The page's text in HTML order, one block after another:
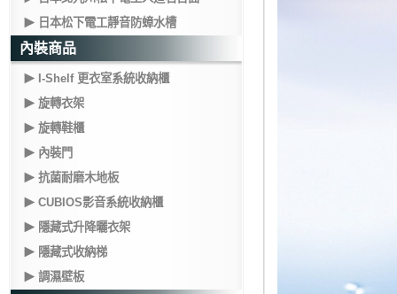
日本松下電工靜音防蟑水槽
內裝商品
I-Shelf 更衣室系統收納櫃
旋轉衣架
旋轉鞋櫃
內裝門
抗菌耐磨木地板
CUBIOS影音系統收納櫃
隱藏式升降曬衣架
隱藏式收納梯
調濕壁板